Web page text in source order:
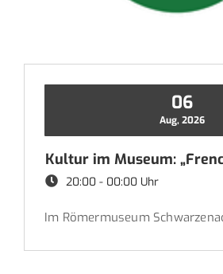
06
Aug, 2026
Kultur im Museum:
20:00 - 00:00 Uhr
Im Römermuseum